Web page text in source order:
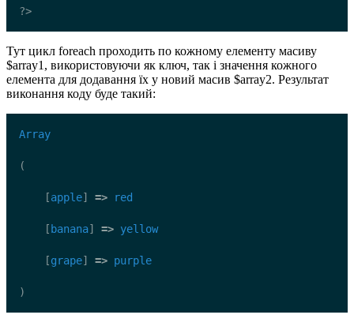
?>
Тут цикл foreach проходить по кожному елементу масиву
$array1, використовуючи як ключ, так і значення кожного
елемента для додавання їх у новий масив $array2. Результат
виконання коду буде такий:
Array
(
[apple] => red
[ banana] => yellow
[grape] => purple
)